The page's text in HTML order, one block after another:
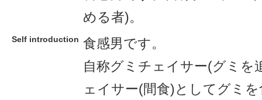
める者)。
Self introduction 食感男です。
自称グミチェイサー(グミを
ェイサー(間食)としてグミ